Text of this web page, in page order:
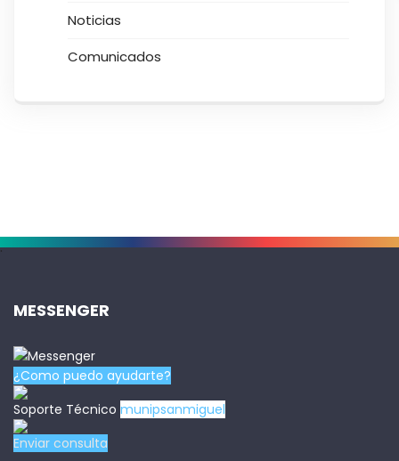
Noticias
Comunicados
.
MESSENGER
¿Como puedo ayudarte?
Soporte Técnico munipsanmiguel
Enviar consulta